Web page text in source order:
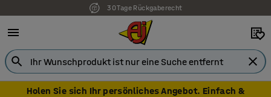
7 Jahre Garantie
Holen Sie sich Ihr persönliches Angebot. Einfach &